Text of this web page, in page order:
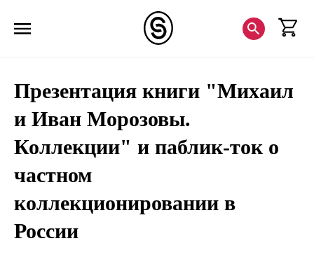
Презентация книги "Михаил
и Иван Морозовы.
Коллекции" и паблик-ток о
частном
коллекционировании в
России